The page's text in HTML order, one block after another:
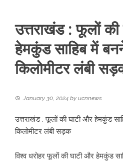
उत्तराखंड : फूलों
हेमकुंड साहिब में
किलोमीटर लंबी
January 30, 2024 by ucnnews
उत्तराखंड : फूलों की घाटी और हेमकुंड
किलोमीटर लंबी सड़क
विश्व धरोहर फूलों की घाटी और हेमकुंड